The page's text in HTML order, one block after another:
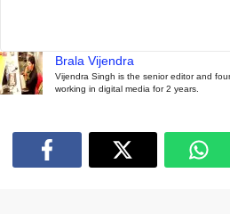
Brala Vijendra
Vijendra Singh is the senior editor and
working in digital media for 2 years.